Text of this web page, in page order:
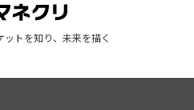
ットを知り、未来を描く